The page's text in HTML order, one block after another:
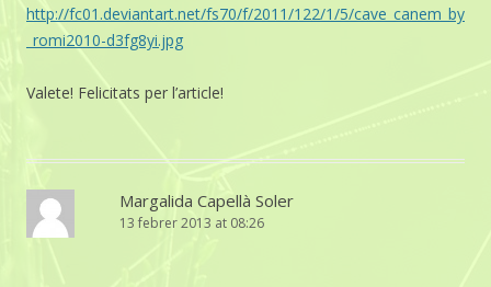
http://fc01.deviantart.net/fs70/f/2011/122/1/5/cave_canem_by
_romi2010-d3fg8yi.jpg
Valete! Felicitats per l’article!
Margalida Capellà Soler
13 febrer 2013 at 08:26